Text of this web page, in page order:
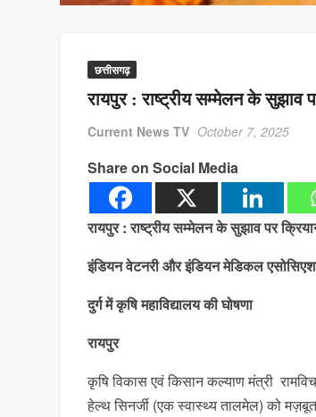
छत्तीसगढ़
रायपुर : राष्ट्रीय सम्मेलन के सुझाव
Current News TV October 7, 2025
Share on Social Media
रायपुर : राष्ट्रीय सम्मेलन के सुझाव पर
इंडियन वेटनरी और इंडियन मेडिकल
दुर्ग में कृषि महाविद्यालय की घोषणा
रायपुर
कृषि विकास एवं किसान कल्याण मंत्री
हेल्थ सिनर्जी (एक स्वास्थ्य तालमेल) को